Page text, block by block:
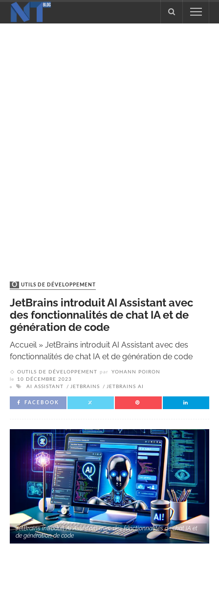
OUTILS DE DÉVELOPPEMENT
JetBrains introduit AI Assistant avec
des fonctionnalités de chat IA et de
génération de code
Accueil» JetBrains introduit AI Assistant avec des
fonctionnalités de chat IA et de génération de code
OUTILS DE DÉVELOPPEMENT par
YOHANN POIRON
le
10 DÉCEMBRE 2023
AI ASSISTANT
JETBRAINS JETBRAINS AI
FACEBOOK
JetBrains introduit AI Assistant avec des fonctionnalités de chat IA et
de génération de code